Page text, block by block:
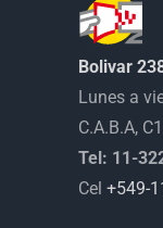
Bolivar
Lunes a
C.A.B.A,
Tel: 11-
Cel +549-